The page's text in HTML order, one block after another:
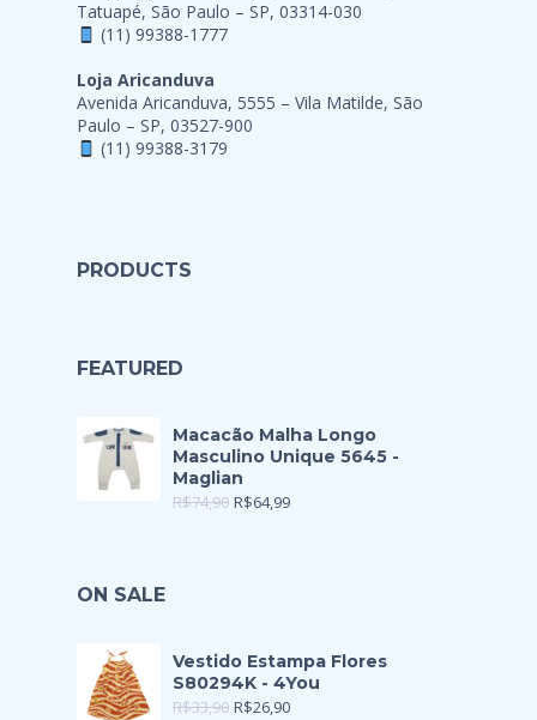
Tatuapé, São Paulo – SP, 03314-030
(11) 99388-1777
Loja Aricanduva
Avenida Aricanduva, 5555 – Vila Matilde, São
Paulo – SP, 03527-900
(11) 99388-3179
PRODUCTS
FEATURED
Macacão Malha Longo
Masculino Unique 5645 -
Maglian
R$74,90 R$64,99
ON SALE
Vestido Estampa Flores
S80294K - 4You
R$33,90 R$26,90